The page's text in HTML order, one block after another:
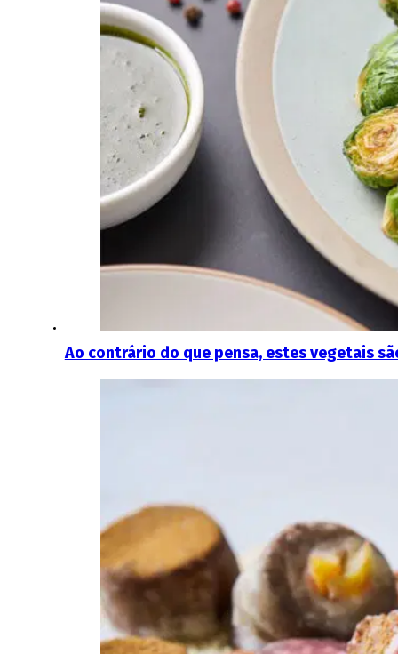
Ao contrário do que pensa, estes vegetais